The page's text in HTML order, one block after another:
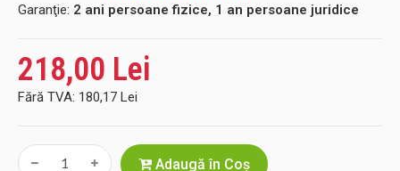
Garanţie: 2 ani persoane fizice, 1 an persoane juridice
218,00 Lei
Fără TVA: 180,17 Lei
Adaugă în Coş